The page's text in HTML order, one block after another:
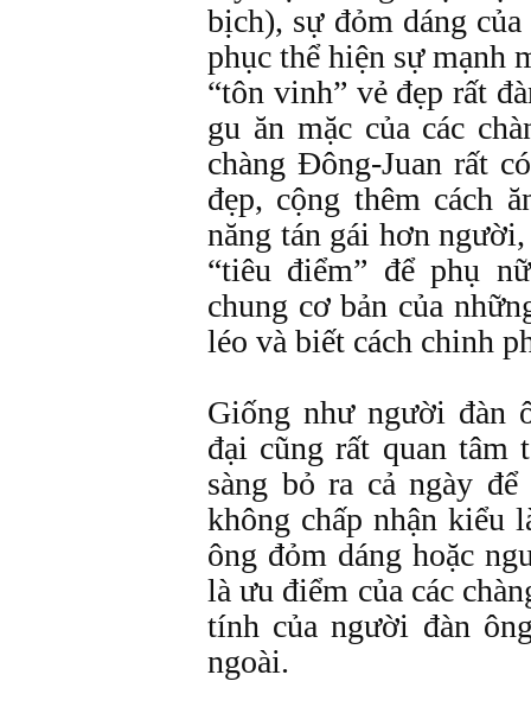
bịch), sự đỏm dáng
phục thể hiện sự mạnh
“tôn vinh” vẻ đẹp rất
gu ăn mặc của các
chàng Đông-Juan rất
đẹp, cộng thêm cách
năng tán gái hơn
“tiêu điểm” để phụ
chung cơ bản của
léo và biết cách chinh
Giống như người đàn
đại cũng rất quan tâm
sàng bỏ ra cả ngày
không chấp nhận kiểu
ông đỏm dáng hoặc
là ưu điểm của các
tính của người đàn
ngoài.